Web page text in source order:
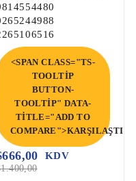
Bsi Beyni,
Çıkma Sigorta
Bsi Body Beyni,
Beyni, Çıkma
<SPAN CLASS="TS-
TOOLTIP
BUTTON-
TOOLTIP" DATA-
TITLE="ADD TO
1.400,00
666,00 KDV